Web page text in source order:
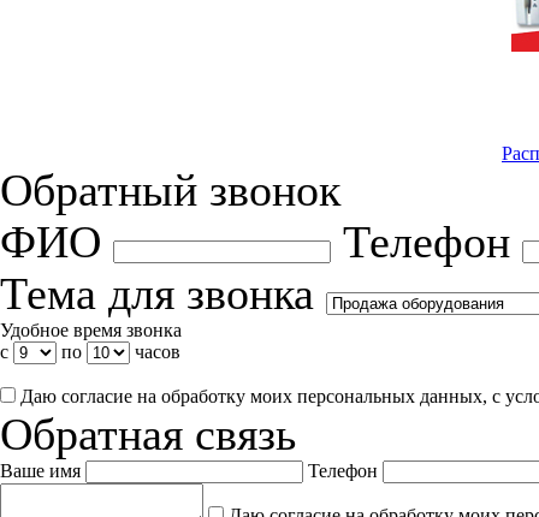
Обратный звонок
ФИО
Телефон
Тема для звонка
Удобное время звонка
с
по часов
Даю согласие на обработку моих персональных данных, с
Обратная связь
Ваше имя Телефон